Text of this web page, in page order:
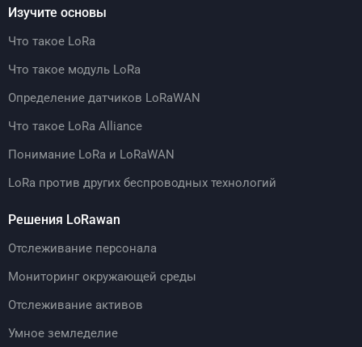
Изучите основы
Что такое LoRa
Что такое модуль LoRa
Определение датчиков LoRaWAN
Что такое LoRa Alliance
Понимание LoRa и LoRaWAN
LoRa против других беспроводных технологий
Решения LoRawan
Отслеживание персонала
Мониторинг окружающей среды
Отслеживание активов
Умное земледелие